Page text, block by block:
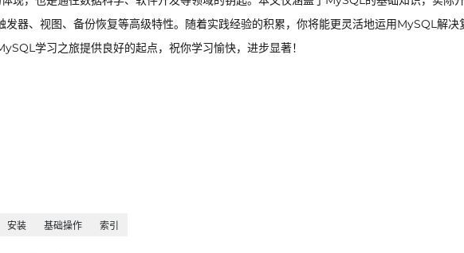
发器、视图、备份恢复等高级特性。随着实践经验的积累，你将能更灵活地运用MySQL解决
学习之旅提供良好的起点，祝你学习愉快，进步显著！
安装 基础操作 索引